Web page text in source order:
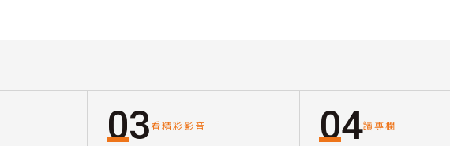
03看精彩影音 04讀專欄